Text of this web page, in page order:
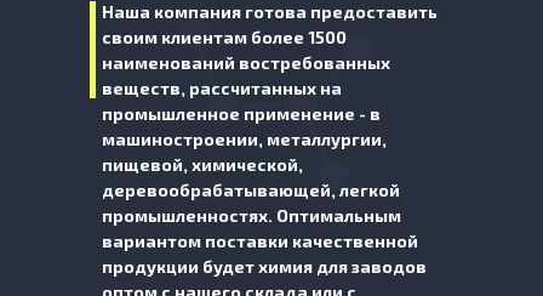
Наша компания готова предоставить
своим клиентам более 1500
наименований востребованных
веществ, рассчитанных на
промышленное применение - в
машиностроении, металлургии,
пищевой, химической,
деревообрабатывающей, легкой
промышленностях. Оптимальным
вариантом поставки качественной
продукции будет химия для заводов
оптом с нашего склада или с